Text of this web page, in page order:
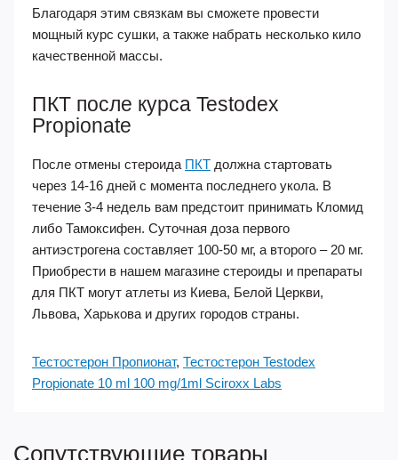
Благодаря этим связкам вы сможете провести
мощный курс сушки, а также набрать несколько кило
качественной массы.
ПКТ после курса Testodex
Propionate
После отмены стероида ПКТ должна стартовать
через 14-16 дней с момента последнего укола. В
течение 3-4 недель вам предстоит принимать Кломид
либо Тамоксифен. Суточная доза первого
антиэстрогена составляет 100-50 мг, а второго – 20 мг.
Приобрести в нашем магазине стероиды и препараты
для ПКТ могут атлеты из Киева, Белой Церкви,
Львова, Харькова и других городов страны.
Тестостерон Пропионат, Тестостерон Testodex
Propionate 10 ml 100 mg/1ml Sciroxx Labs
Сопутствующие товары